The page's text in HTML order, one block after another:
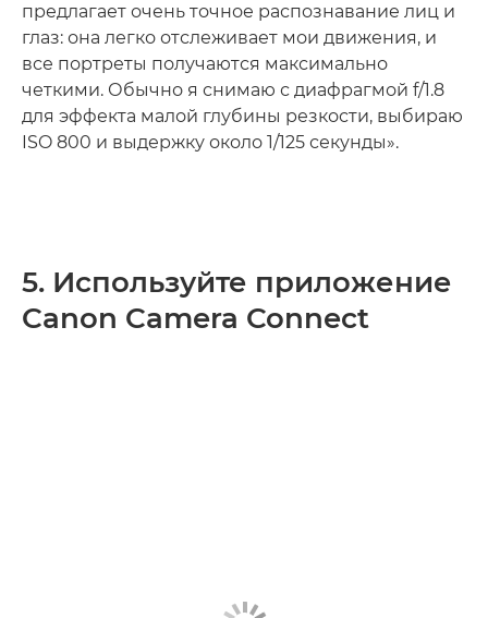
предлагает очень точное распознавание лиц и
глаз: она легко отслеживает мои движения, и
все портреты получаются максимально
четкими. Обычно я снимаю с диафрагмой f/1.8
для эффекта малой глубины резкости, выбираю
ISO 800 и выдержку около 1/125 секунды».
5. Используйте приложение
Canon Camera Connect